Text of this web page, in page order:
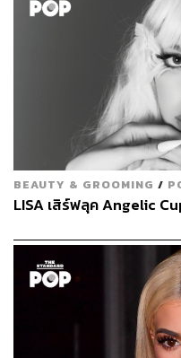
beauty because no
y because I don’t
er said to me
seriously…then
ogue, NY Times,
many other
Never interested in
ws w my sisters
so one of the
a florist and I
w different flowers.
o my thing and it’s
to have fun, I still
BEAUTY & GROOMING /
LISA เสิร์ฟลุค Angelic